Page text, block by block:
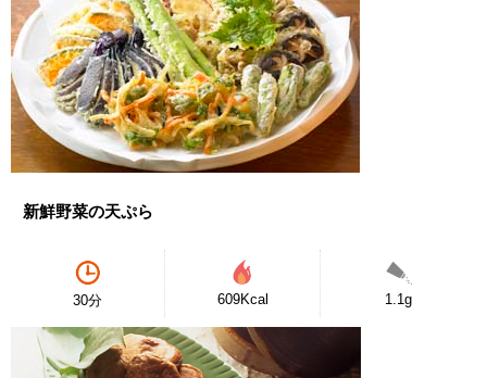
新鮮野菜の天ぷら
30分 609Kcal 1.1g